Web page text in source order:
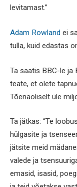
levitamast.”
Adam Rowland ei
tulla, kuid edastas
Ta saatis BBC-le ja
teate, et olete
Tõenäoliselt üle
Ta jätkas: “Te
hülgasite ja
jätsite meid
valede ja
emasid, isasid,